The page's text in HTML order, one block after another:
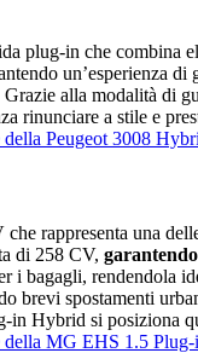
plug-in che combina
un’esperienza
alla modalità di
rinunciare a stile e
Peugeot 3008
che rappresenta una
di 258 CV,
i bagagli, rendendola
brevi spostamenti
Hybrid si posiziona
della MG EHS 1.5